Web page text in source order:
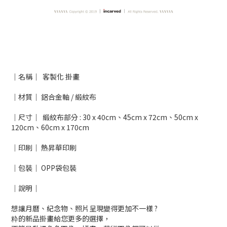
｜名稱｜ 客製化 掛畫
｜材質｜ 鋁合金軸 / 緞紋布
｜尺寸｜ 緞紋布部分 : 30 x 40cm、45cm x 72cm、50cm x
120cm、60cm x 170cm
｜印刷｜ 熱昇華印刷
｜包裝｜ OPP袋包裝
｜說明｜
想讓月曆、紀念物、照片呈現變得更加不一樣 ?
粋的新品掛畫給您更多的選擇，